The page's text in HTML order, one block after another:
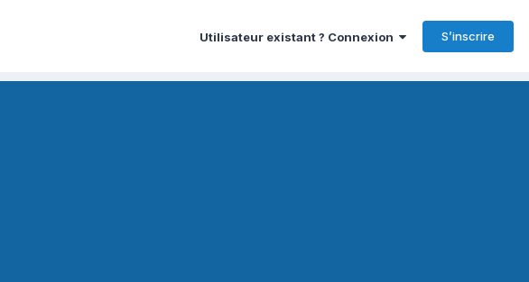
Utilisateur existant ? Connexion S’inscrire